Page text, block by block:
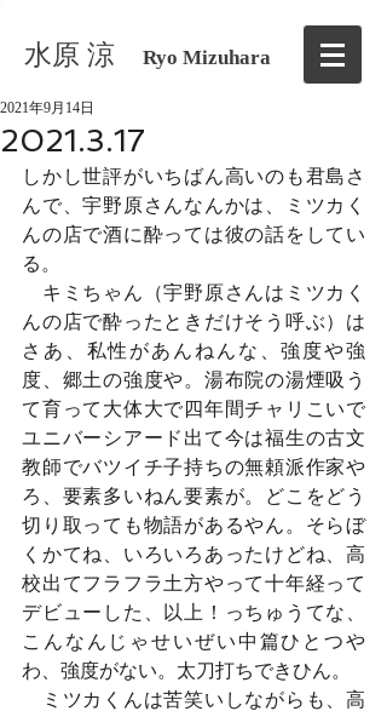
水原 涼 Ryo Mizuhara
2021.3.17
2021年9月14日
しかし世評がいちばん高いのも君島さ
んで、宇野原さんなんかは、ミツカく
んの店で酒に酔っては彼の話をしてい
る。
キミちゃん（宇野原さんはミツカく
んの店で酔ったときだけそう呼ぶ）は
さあ、私性があんねんな、強度や強
度、郷土の強度や。湯布院の湯煙吸う
て育って大体大で四年間チャリこいで
ユニバーシアード出て今は福生の古文
教師でバツイチ子持ちの無頼派作家や
ろ、要素多いねん要素が。どこをどう
切り取っても物語があるやん。そらぼ
くかてね、いろいろあったけどね、高
校出てフラフラ土方やって十年経って
デビューした、以上！っちゅうてな、
こんなんじゃせいぜい中篇ひとつや
わ、強度がない。太刀打ちできひん。
ミツカくんは苦笑いしながらも、高